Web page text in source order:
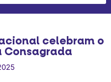
celebram o
Consagrada